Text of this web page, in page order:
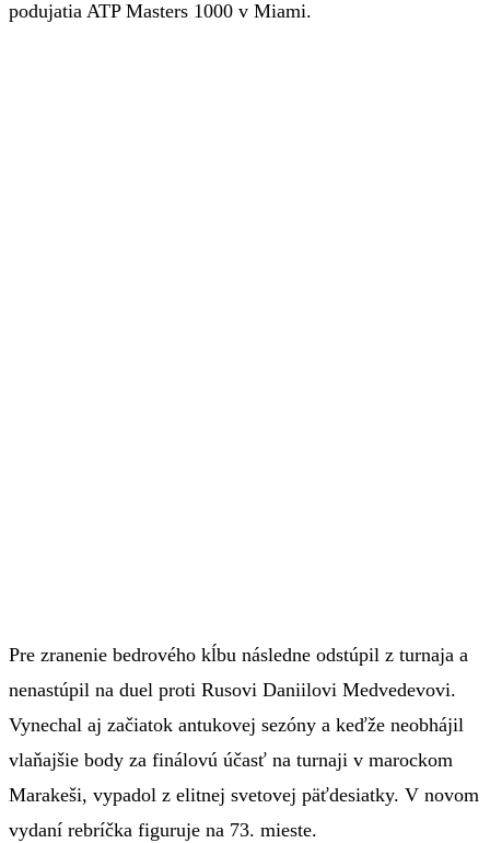
podujatia ATP Masters 1000 v Miami.
Pre zranenie bedrového kĺbu následne odstúpil z turnaja a
nenastúpil na duel proti Rusovi Daniilovi Medvedevovi.
Vynechal aj začiatok antukovej sezóny a keďže neobhájil
vlaňajšie body za finálovú účasť na turnaji v marockom
Marakeši, vypadol z elitnej svetovej päťdesiatky. V novom
vydaní rebríčka figuruje na 73. mieste.